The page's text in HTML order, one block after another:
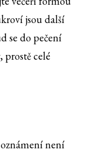
jsou další
se do pečení
celé
není